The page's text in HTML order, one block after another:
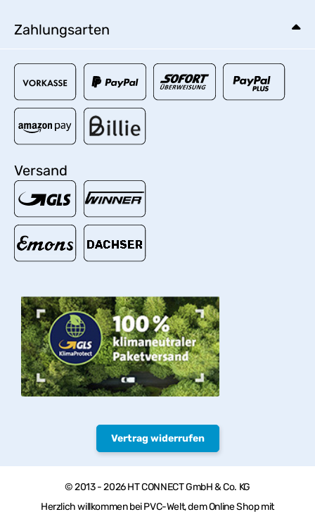
Zahlungsarten
Versand
Vertrag widerrufen
© 2013 - 2026 HT CONNECT GmbH & Co. KG
Herzlich willkommen bei PVC-Welt, dem Online Shop mit